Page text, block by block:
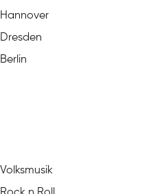
Hannover
Dresden
Berlin
Volksmusik